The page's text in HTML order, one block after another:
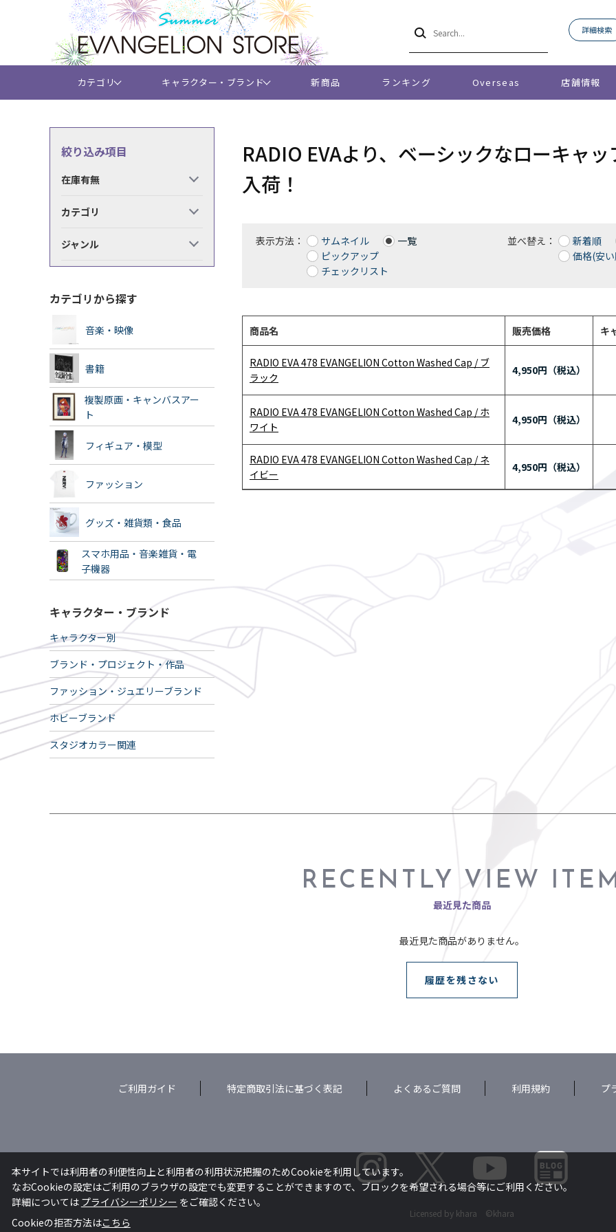
詳細検索
カテゴリ キャラクター・ブランド 新商品 ランキング Overseas 店舗情報
絞り込み項目
在庫有無
カテゴリ
ジャンル
カテゴリから探す
音楽・映像
書籍
複製原画・キャンバスアー
ト
フィギュア・模型
ファッション
グッズ・雑貨類・食品
スマホ用品・音楽雑貨・電
子機器
キャラクター・ブランド
キャラクター別
ブランド・プロジェクト・作品
ファッション・ジュエリーブランド
ホビーブランド
スタジオカラー関連
RADIO EVAより、ベーシックなローキャ
入荷！
表示方法： サムネイル
一覧
ピックアップ
チェックリスト
並べ替え：
新着順
価格(安
商品名 販売価格 キ
RADIO EVA 478 EVANGELION Cotton Washed Cap / ブ
ラック
4,950円
RADIO EVA 478 EVANGELION Cotton Washed Cap / ホ
ワイト
4,950円
RADIO EVA 478 EVANGELION Cotton Washed Cap / ネ
イビー
4,950円
RECENTLY VIEW
最近見た商品
最近見た商品がありません。
履歴を残さない
ご利用ガイド 特定商取引法に基づく表記 よくあるご質問 利用規約 プ
Licensed by khara ©khara
本サイトでは利用者の利便性向上と利用者の利用状況把握のためCookieを利用しています。
なおCookieの設定はご利用のブラウザの設定でも変更することができますので、ブロックを希望される場合等にご利用ください。
詳細については プライバシーポリシー をご確認ください。
Cookieの拒否方法はこちら